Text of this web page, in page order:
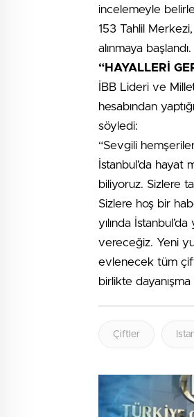
incelemeyle
153 Tahlil
alınmaya başlandı.
“HAYALLERİ
İBB Lideri ve
hesabından
söyledi:
“Sevgili
İstanbul’da
biliyoruz. Sizlere
Sizlere hoş bir
yılında
vereceğiz. Yeni
evlenecek tüm
birlikte
Çiftler